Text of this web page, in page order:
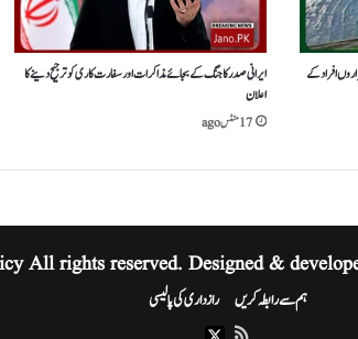
بند اورہزاروں افراد کے
ایرانی صدر کا جنگ کے بجائے مذاکرات اور سفارت کاری کو ترجیح دینے کا
اعلان
17 منٹس ago
All rights reserved. Designed &
ہم سے رابطہ کریں
رازداری کی پالیسی
RSS